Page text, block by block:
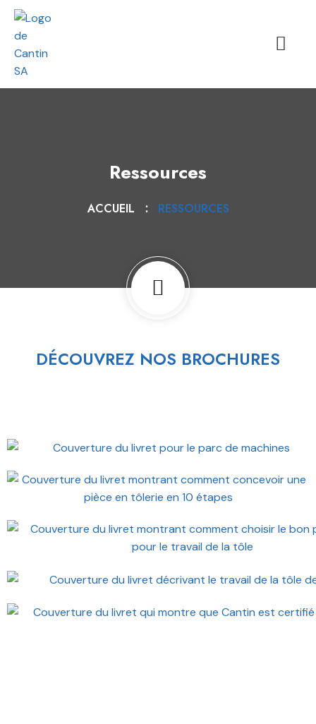
Ressources
ACCUEIL RESSOURCES
DÉCOUVREZ NOS BROCHURES